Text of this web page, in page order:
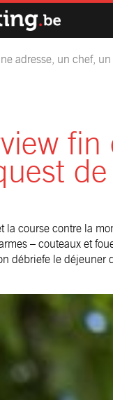
fin
la course contre la
– couteaux et
débriefe le déjeuner